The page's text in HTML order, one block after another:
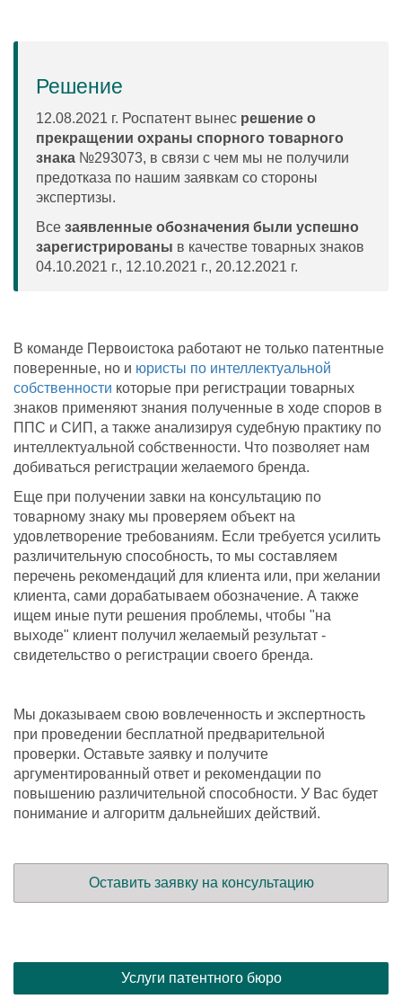
Решение
12.08.2021 г. Роспатент вынес решение о
прекращении охраны спорного товарного
знака №293073, в связи с чем мы не получили
предотказа по нашим заявкам со стороны
экспертизы.
Все заявленные обозначения были успешно
зарегистрированы в качестве товарных знаков
04.10.2021 г., 12.10.2021 г., 20.12.2021 г.
В команде Первоистока работают не только патентные
поверенные, но и юристы по интеллектуальной
собственности которые при регистрации товарных
знаков применяют знания полученные в ходе споров в
ППС и СИП, а также анализируя судебную практику по
интеллектуальной собственности. Что позволяет нам
добиваться регистрации желаемого бренда.
Еще при получении завки на консультацию по
товарному знаку мы проверяем объект на
удовлетворение требованиям. Если требуется усилить
различительную способность, то мы составляем
перечень рекомендаций для клиента или, при желании
клиента, сами дорабатываем обозначение. А также
ищем иные пути решения проблемы, чтобы "на
выходе" клиент получил желаемый результат -
свидетельство о регистрации своего бренда.
Мы доказываем свою вовлеченность и экспертность
при проведении бесплатной предварительной
проверки. Оставьте заявку и получите
аргументированный ответ и рекомендации по
повышению различительной способности. У Вас будет
понимание и алгоритм дальнейших действий.
Оставить заявку на консультацию
Услуги патентного бюро